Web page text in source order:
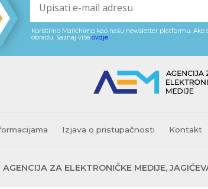
Koristimo Mailchimp kao našu newsletter platformu.
obradu. Saznaj više ovdje.
Izjava o pristupačnosti Kontakt
ZA ELEKTRONIČKE MEDIJE,